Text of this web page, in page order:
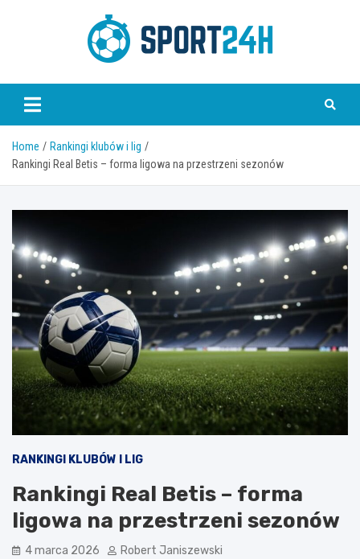
Sport 24h
Home
Rankingi klubów i lig
Rankingi Real Betis – forma ligowa na przestrzeni sezonów
RANKINGI KLUBÓW I LIG
Rankingi Real Betis – forma
ligowa na przestrzeni sezonów
4 marca 2026 Robert Janiszewski